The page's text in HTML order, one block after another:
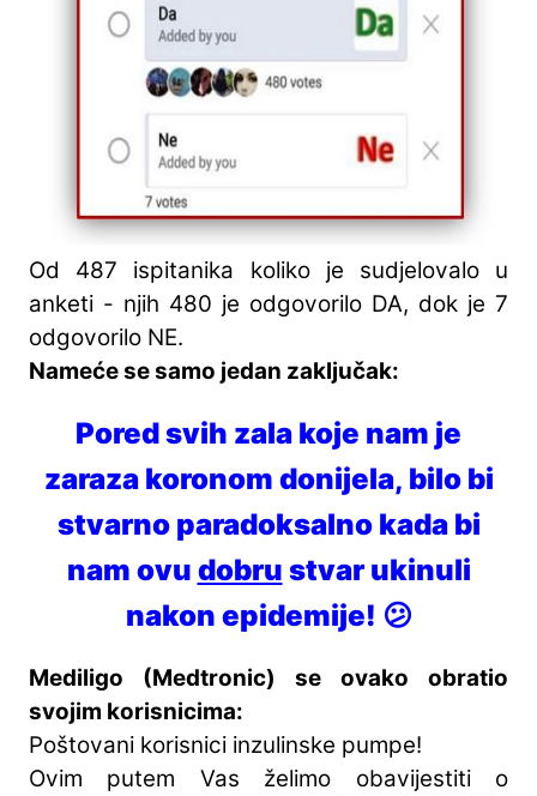
Od 487 ispitanika koliko je sudjelovalo u
anketi - njih 480 je odgovorilo DA, dok je 7
odgovorilo NE.
Nameće se samo jedan zaključak:
Pored svih zala koje nam je
zaraza koronom donijela, bilo bi
stvarno paradoksalno kada bi
nam ovu dobru stvar ukinuli
nakon epidemije! 😕
Mediligo (Medtronic) se ovako obratio
svojim korisnicima:
Poštovani korisnici inzulinske pumpe!
Ovim putem Vas želimo obavijestiti o